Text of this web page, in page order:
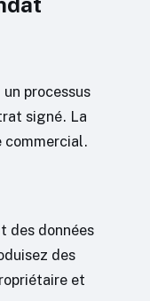
un processus
signé. La
commercial.
des données
des
et